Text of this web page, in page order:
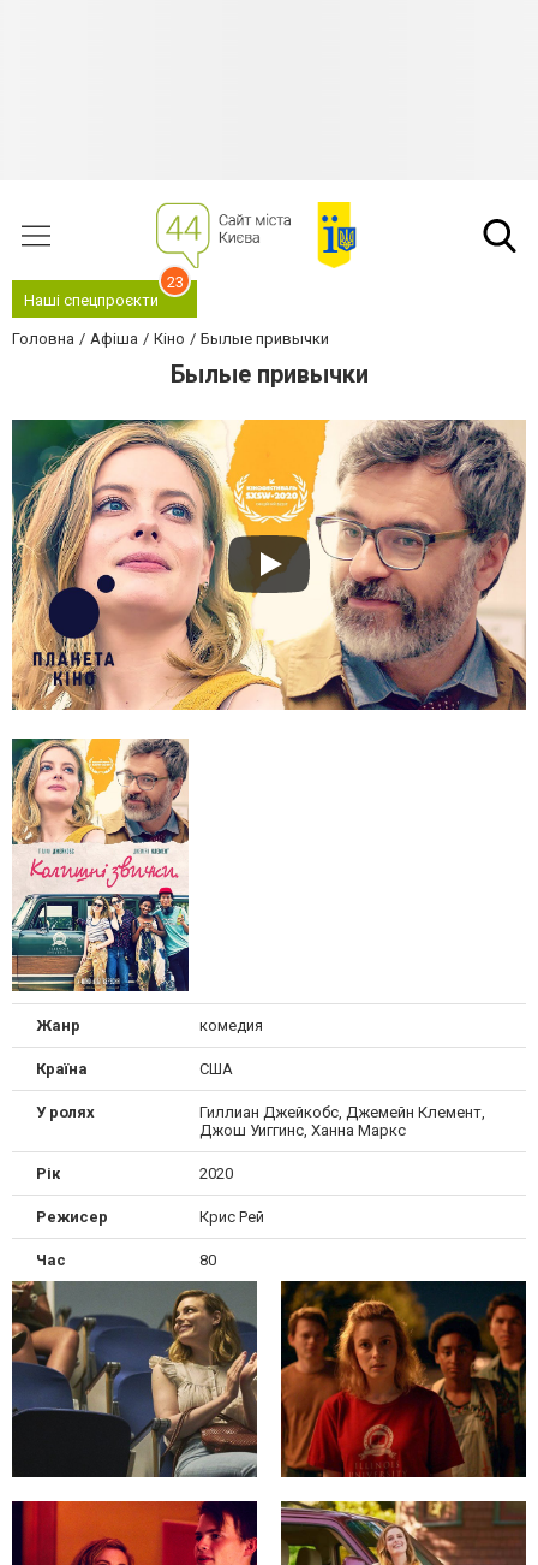
Наші спецпроєкти
23
Головна Афіша Кіно Былые привычки
Былые привычки
Жанр комедия
Країна США
У ролях
Гиллиан Джейкобс, Джемейн Клемент,
Джош Уиггинс, Ханна Маркс
Рік 2020
Режисер Крис Рей
Час 80